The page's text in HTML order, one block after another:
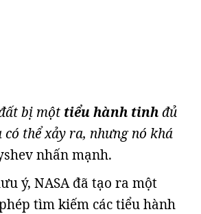
bị một tiểu hành tinhđủ
có thể xảy ra, nhưng nó khá
nhấn mạnh.
ý, NASA đã tạo ra một
tìm kiếm các tiểu hành